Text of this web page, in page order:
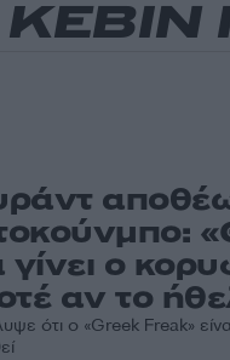
ΚΕΒΙΝ
ο
αν το
ότι ο «Greek Freak»